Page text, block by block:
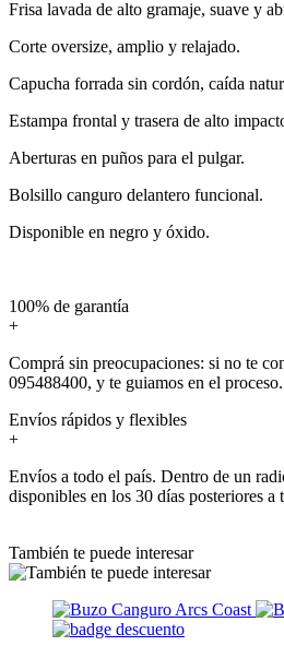
Frisa lavada de alto gramaje, suave y
Corte oversize, amplio y relajado.
Capucha forrada sin cordón, caída
Estampa frontal y trasera de alto
Aberturas en puños para el pulgar.
Bolsillo canguro delantero funcional.
Disponible en negro y óxido.
100% de garantía
+
Comprá sin preocupaciones: si no te
095488400, y te guiamos en el proceso.
Envíos rápidos y flexibles
+
Envíos a todo el país. Dentro de un
disponibles en los 30 días posteriores a
También te puede interesar